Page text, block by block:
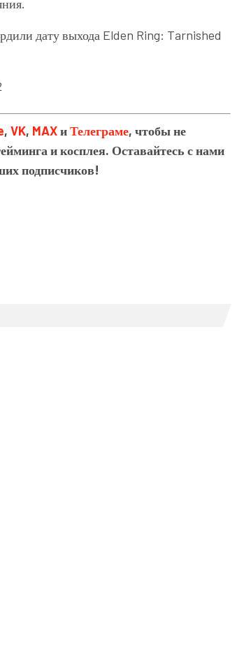
дату выхода Elden Ring: Tarnished
, VK, MAXиТелеграме, чтобы не
и косплея. Оставайтесь с нами
подписчиков!